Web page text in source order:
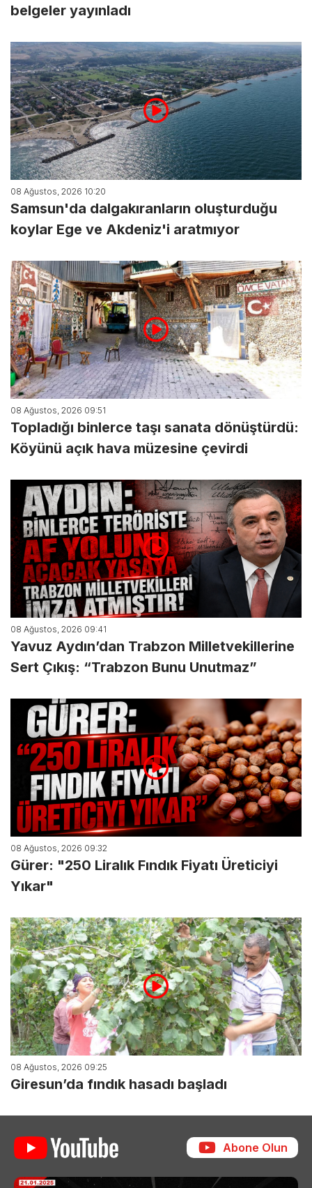
belgeler yayınladı
08 Ağustos, 2026 10:20
Samsun'da dalgakıranların oluşturduğu
koylar Ege ve Akdeniz'i aratmıyor
08 Ağustos, 2026 09:51
Topladığı binlerce taşı sanata dönüştürdü:
Köyünü açık hava müzesine çevirdi
08 Ağustos, 2026 09:41
Yavuz Aydın’dan Trabzon Milletvekillerine
Sert Çıkış: “Trabzon Bunu Unutmaz”
08 Ağustos, 2026 09:32
Gürer: "250 Liralık Fındık Fiyatı Üreticiyi
Yıkar"
08 Ağustos, 2026 09:25
Giresun’da fındık hasadı başladı
Abone Olun